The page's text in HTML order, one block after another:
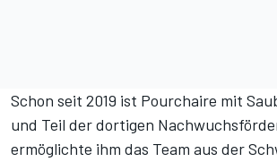
Schon seit 2019 ist Pourchaire mit
und Teil der dortigen
ermöglichte ihm das Team aus der